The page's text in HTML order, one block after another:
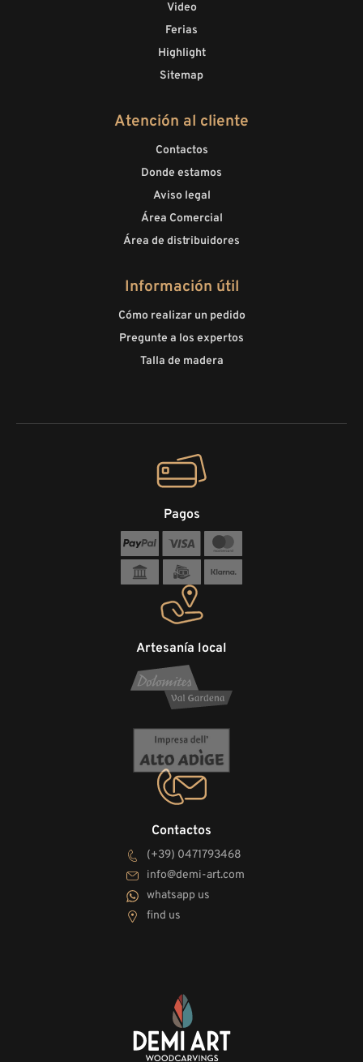
Video
Ferias
Highlight
Sitemap
Atención al cliente
Contactos
Donde estamos
Aviso legal
Área Comercial
Área de distribuidores
Información útil
Cómo realizar un pedido
Pregunte a los expertos
Talla de madera
Contactos
(+39) 0471793468
info@demi-art.com
whatsapp us
find us
Artesanía local
Pagos